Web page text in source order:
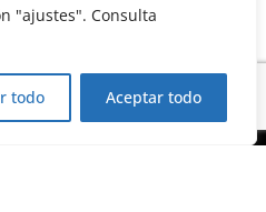
"ajustes". Consulta
todo Aceptar todo